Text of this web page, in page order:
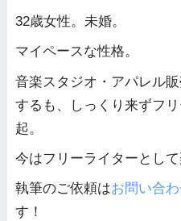
32歳女性。未婚。
マイペースな性格。
音楽スタジオ・アパレル
するも、しっくり来ずフ
起。
今はフリーライターとし
執筆のご依頼はお問い合
す！